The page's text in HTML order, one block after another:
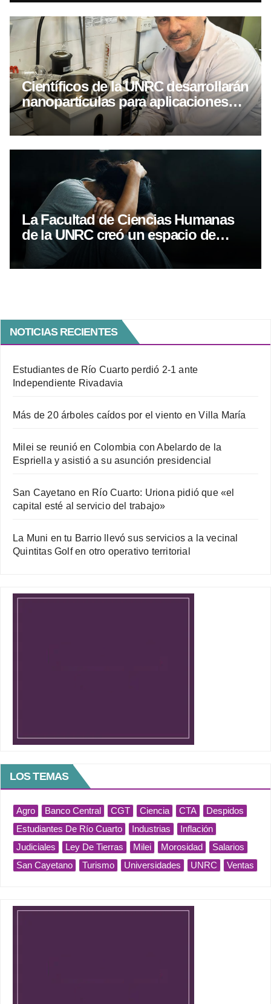
Científicos de la UNRC desarrollarán
nanopartículas para aplicaciones
biomédicas avanzadas
La Facultad de Ciencias Humanas
de la UNRC creó un espacio de
acompañamiento en salud mental
NOTICIAS RECIENTES
Estudiantes de Río Cuarto perdió 2-1 ante
Independiente Rivadavia
Más de 20 árboles caídos por el viento en Villa María
Milei se reunió en Colombia con Abelardo de la
Espriella y asistió a su asunción presidencial
San Cayetano en Río Cuarto: Uriona pidió que «el
capital esté al servicio del trabajo»
La Muni en tu Barrio llevó sus servicios a la vecinal
Quintitas Golf en otro operativo territorial
LOS TEMAS
Agro Banco Central CGT Ciencia CTA
Despidos
Estudiantes De Río Cuarto
Industrias
Inflación
Judiciales
Ley De Tierras Milei Morosidad
Salarios
San Cayetano
Turismo Universidades UNRC Ventas